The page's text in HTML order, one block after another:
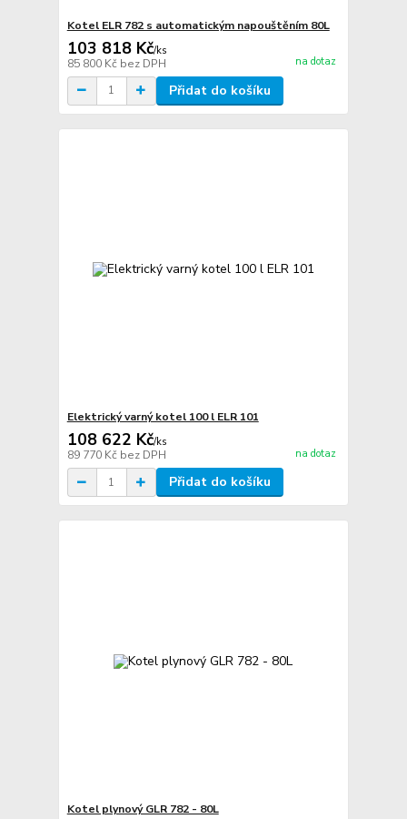
Kotel ELR 782 s automatickým napouštěním 80L
103 818 Kč/ks
85 800 Kč bez DPH na dotaz
Přidat do košíku
Elektrický varný kotel 100 l ELR 101
108 622 Kč/ks
89 770 Kč bez DPH na dotaz
Přidat do košíku
Kotel plynový GLR 782 - 80L